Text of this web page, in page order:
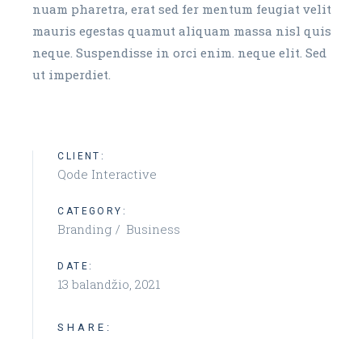
nuam pharetra, erat sed fer mentum feugiat velit
mauris egestas quamut aliquam massa nisl quis
neque. Suspendisse in orci enim. neque elit. Sed
ut imperdiet.
CLIENT:
Qode Interactive
CATEGORY:
Branding Business
DATE:
13 balandžio, 2021
SHARE: